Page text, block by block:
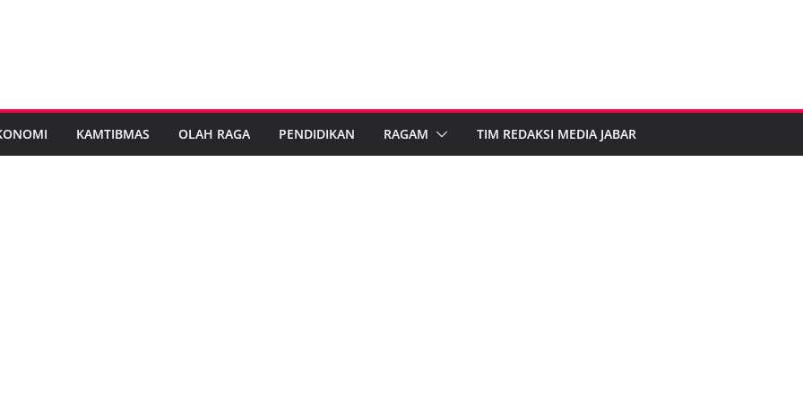
KAMTIBMAS OLAH RAGA PENDIDIKAN RAGAM TIM REDAKSI MEDIA JABAR